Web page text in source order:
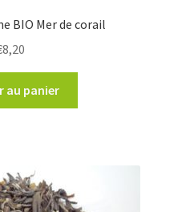
BIO Mer de corail
8,20
au panier